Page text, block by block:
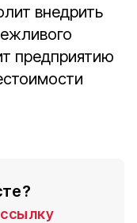
внедрить
предприятию
ссылку